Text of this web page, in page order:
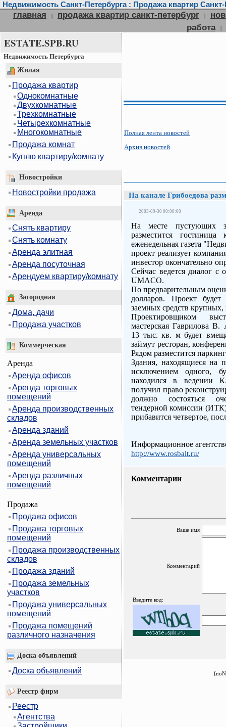
Недвижимость Санкт-Петербурга : Продажа квартир
главная | продажа квартир санкт-петербург |
работа
|
ESTATE.SPB.RU
Недвижимость Петербурга
Жилая
Продажа квартир
Однокомнатные
Двухкомнатные
Трехкомнатные
Четырехкомнатные
Многокомнатные
Продажа комнат
Куплю квартиру/комнату
Новостройки
Новостройки продажа
Аренда
Снять квартиру
Снять комнату
Аренда элитная
Аренда посуточная
Арендуем квартиру/комнату
Загородная
Дома, дачи
Продажа участков
Коммерческая
Аренда
Аренда офисов
Аренда торговых
помещений
Аренда производственных
складов
Аренда зданий
Аренда земельных участков
Аренда универсальных
помещений
Аренда различных
помещений
Продажа
Продажа офисов
Продажа торговых
помещений
Продажа производственных
складов
Продажа зданий
Продажа земельных
участков
Продажа универсальных
помещений
Продажа помещений
различного назначения
Доска объявлений
Доска объявлений
Реестр фирм
Реестр
Агентства
Полная лента новостей
Архив новостей
На канале Грибоедова
2003-09-30 00:00:00
На месте пустующих
разместится
еженедельная газета
проект реализует
инвестор окончательно
Сейчас ведется диалог с
UMACO.
По предварительным
долларов. Проект
заемных средств
Проектировщиком
мастерская Гаврилова
13 тыс. кв. м будет
займут ресторан,
Рядом разместится
Здания, находящиеся на
исключением одного,
находился в ведении
получил право
должно состояться
тендерной комиссии
прибавится четвертое,
Информационное
http://www.rosbalt.ru/
Комментарии
Ваше имя
Комментарий
Введите код: